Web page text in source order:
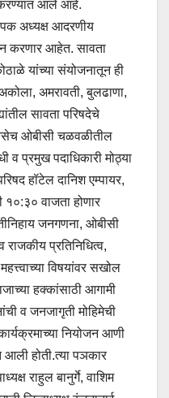
आले आहे.
अध्यक्ष आदरणीय
करणार आहेत. सावता
यांच्या संयोजनातून ही
अमरावती, बुलढाणा,
सावता परिषदेचे
तसेच ओबीसी चळवळीतील
व प्रमुख पदाधिकारी मोठ्या
हॉटेल दानिश एम्पायर,
वाजता होणार
जनगणना, ओबीसी
प्रतिनिधित्व,
विषयांवर सखोल
हक्कांसाठी आगामी
व जनजागृती मोहिमेची
नियोजन आणी
आली होती.त्या पञकार
राहुल बानुर्गे, वाशिम